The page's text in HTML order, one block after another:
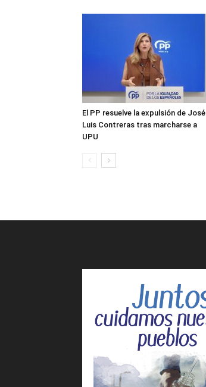
El PP resuelve la expulsión de José
Luis Contreras tras marcharse a
UPU